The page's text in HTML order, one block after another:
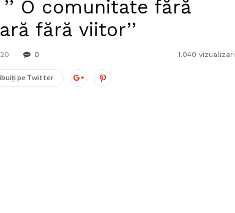
O comunitate fără
fără viitor’’
0 1.040 vizualizari
pe Twitter